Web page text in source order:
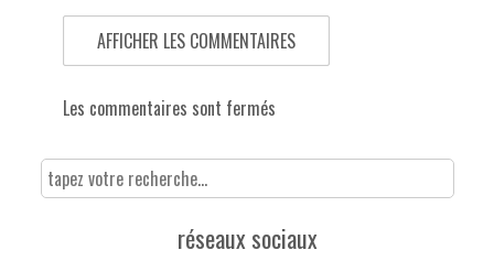
AFFICHER LES COMMENTAIRES
Les commentaires sont fermés
réseaux sociaux